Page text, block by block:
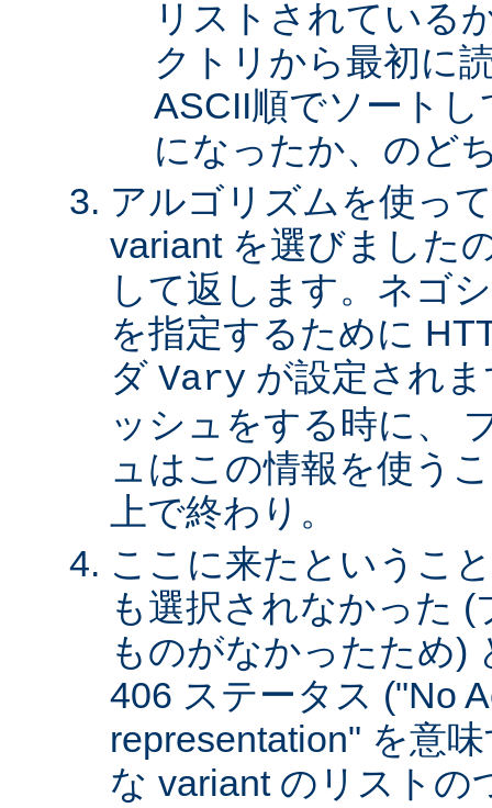
リストされている
クトリから最初に
ASCII順でソート
になったか、のど
アルゴリズムを使っ
variant を選びました
して返します。ネゴ
を指定するために
ダ Vary が設定され
ッシュをする時に、
ュはこの情報を使う
上で終わり。
ここに来たというこ
も選択されなかった
ものがなかったため)
406 ステータス ("No
representation" を意
な variant のリストの